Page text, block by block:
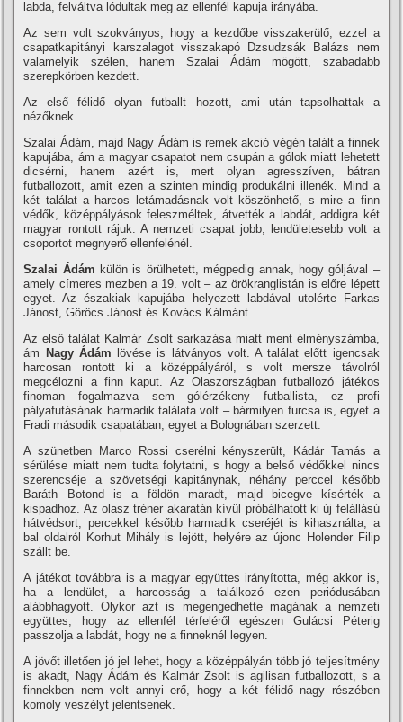
labda, felváltva lódultak meg az ellenfél kapuja irányába.
Az sem volt szokványos, hogy a kezdőbe visszakerülő, ezzel a
csapatkapitányi karszalagot visszakapó Dzsudzsák Balázs nem
valamelyik szélen, hanem Szalai Ádám mögött, szabadabb
szerepkörben kezdett.
Az első félidő olyan futballt hozott, ami után tapsolhattak a
nézőknek.
Szalai Ádám, majd Nagy Ádám is remek akció végén talált a finnek
kapujába, ám a magyar csapatot nem csupán a gólok miatt lehetett
dicsérni, hanem azért is, mert olyan agresszí­ven, bátran
futballozott, amit ezen a szinten mindig produkálni illenék. Mind a
két találat a harcos letámadásnak volt köszönhető, s mire a finn
védők, középpályások feleszméltek, átvették a labdát, addigra két
magyar rontott rájuk. A nemzeti csapat jobb, lendületesebb volt a
csoportot megnyerő ellenfelénél.
Szalai Ádámkülön is örülhetett, mégpedig annak, hogy góljával –
amely cí­meres mezben a 19. volt – az örökranglistán is előre lépett
egyet. Az északiak kapujába helyezett labdával utolérte Farkas
Jánost, Göröcs Jánost és Kovács Kálmánt.
Az első találat Kalmár Zsolt sarkazása miatt ment élményszámba,
ám Nagy Ádám lövése is látványos volt. A találat előtt igencsak
harcosan rontott ki a középpályáról, s volt mersze távolról
megcélozni a finn kaput. Az Olaszországban futballozó játékos
finoman fogalmazva sem gólérzékeny futballista, ez profi
pályafutásának harmadik találata volt – bármilyen furcsa is, egyet a
Fradi második csapatában, egyet a Bolognában szerzett.
A szünetben Marco Rossi cserélni kényszerült, Kádár Tamás a
sérülése miatt nem tudta folytatni, s hogy a belső védőkkel nincs
szerencséje a szövetségi kapitánynak, néhány perccel később
Baráth Botond is a földön maradt, majd bicegve kí­sérték a
kispadhoz. Az olasz tréner akaratán kí­vül próbálhatott ki új felállású
hátvédsort, percekkel később harmadik cseréjét is kihasználta, a
bal oldalról Korhut Mihály is lejött, helyére az újonc Holender Filip
szállt be.
A játékot továbbra is a magyar együttes irányí­totta, még akkor is,
ha a lendület, a harcosság a találkozó ezen periódusában
alábbhagyott. Olykor azt is megengedhette magának a nemzeti
együttes, hogy az ellenfél térfeléről egészen Gulácsi Péterig
passzolja a labdát, hogy ne a finneknél legyen.
A jövőt illetően jó jel lehet, hogy a középpályán több jó teljesí­tmény
is akadt, Nagy Ádám és Kalmár Zsolt is agilisan futballozott, s a
finnekben nem volt annyi erő, hogy a két félidő nagy részében
komoly veszélyt jelentsenek.